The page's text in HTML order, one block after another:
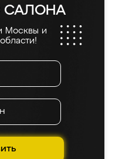
САЛОНА
Москвы и